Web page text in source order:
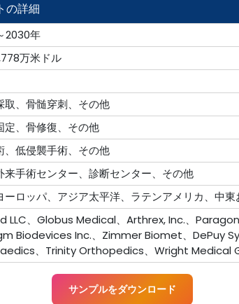
の詳細
2030年
万米ドル
取、骨髄穿刺、その他
定、骨修復、その他
、低侵襲手術、その他
来手術センター、診断センター、その他
ーロッパ、アジア太平洋、ラテンアメリカ、中東
LLC、Globus Medical、Arthrex, Inc.、
Biodevices Inc.、Zimmer Biomet、DePuy
、Trinity Orthopedics、Wright Medical
サンプルをダウンロード